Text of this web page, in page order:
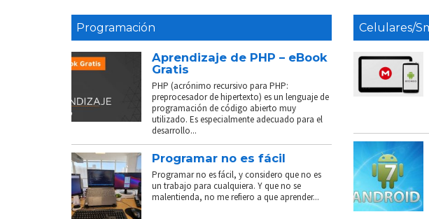
Programación
Aprendizaje de PHP – eBook
Gratis
PHP (acrónimo recursivo para PHP:
preprocesador de hipertexto) es un lenguaje de
programación de código abierto muy
utilizado. Es especialmente adecuado para el
desarrollo...
Programar no es fácil
Programar no es fácil, y considero que no es
un trabajo para cualquiera. Y que no se
malentienda, no me refiero a que aprender...
Celulares/